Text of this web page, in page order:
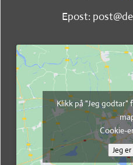
Epost:
Klikk på "Jeg godtar"
Cookie-
Jeg